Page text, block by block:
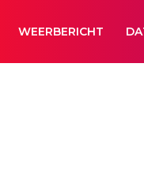
WEERBERICHT